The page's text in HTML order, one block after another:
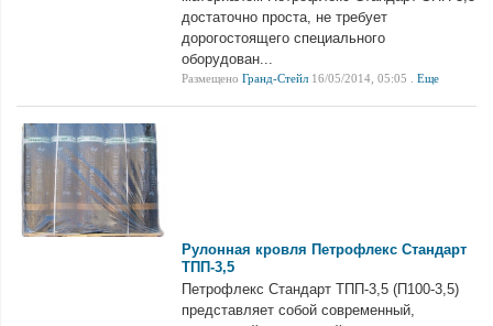
достаточно проста, не требует
дорогостоящего специального
оборудован...
Размещено Гранд-Стейл 16/05/2014, 05:05 . Еще
Рулонная кровля Петрофлекс Стандарт
ТПП-3,5
Петрофлекс Стандарт ТПП-3,5 (П100-3,5)
представляет собой современный,